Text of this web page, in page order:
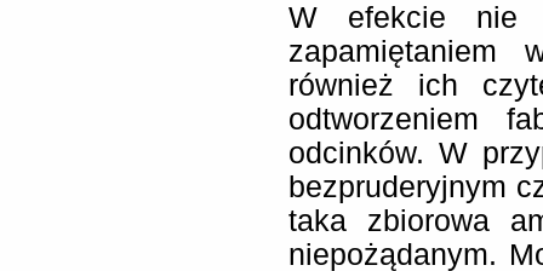
W efekcie nie
zapamiętaniem
również ich
odtworzeniem
odcinków. W
bezpruderyjnym
taka zbiorowa
niepożądanym.